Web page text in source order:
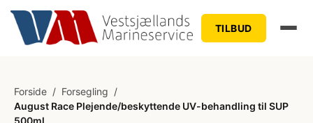
TILBUD
Forside / Forsegling /
August Race Plejende/beskyttende UV-behandling til SUP
500ml